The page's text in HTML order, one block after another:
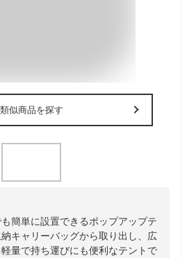
類似商品を探す
簡単に設置できるポップアップテ
キャリーバッグから取り出し、広
量で持ち運びにも便利なテントで